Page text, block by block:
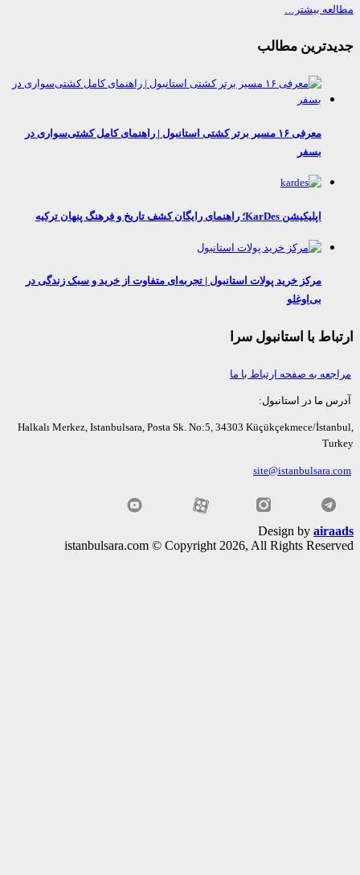
بیشتر…
مطالب
معرفی ۱۶ مسیر برتر کشتی استانبول | راهنمای کامل کشتی‌سواری در
اپلیکیشن KarDes؛ راهنمای رایگان کشف تاریخ و فرهنگ پنهان ترکیه
مرکز خرید پولات استانبول | تجربه‌ای متفاوت از خرید و سبک زندگی در
بی‌اوغلو
با استانبول سرا
به صفحه ارتباط با ما
ما در استانبول:
Halkalı Merkez, Istanbulsara, Posta Sk. No:5, 34303 Küçükçekmece/
Design by
istanbulsara.com © Copyright 2026, All Rights